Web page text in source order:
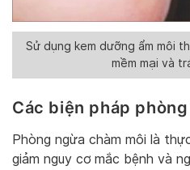
Sử dụng kem dưỡng ẩm môi
mềm mại và
Các biện pháp
Phòng ngừa chàm môi là
giảm nguy cơ mắc bệnh và